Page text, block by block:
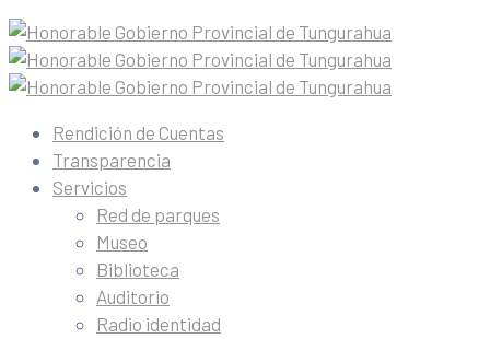
Rendición de Cuentas
Transparencia
Servicios
Red de parques
Museo
Biblioteca
Auditorio
Radio identidad